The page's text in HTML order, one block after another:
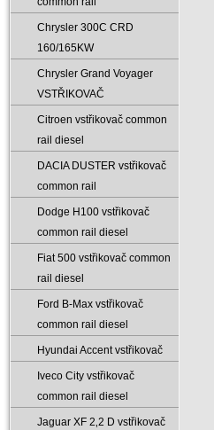
Chrysler 300C CRD
160/165KW
Chrysler Grand Voyager
VSTŘIKOVAČ
Citroen vstřikovač common
rail diesel
DACIA DUSTER vstřikovač
common rail
Dodge H100 vstřikovač
common rail diesel
Fiat 500 vstřikovač common
rail diesel
Ford B-Max vstřikovač
common rail diesel
Hyundai Accent vstřikovač
Iveco City vstřikovač
common rail diesel
Jaguar XF 2‚2 D vstřikovač